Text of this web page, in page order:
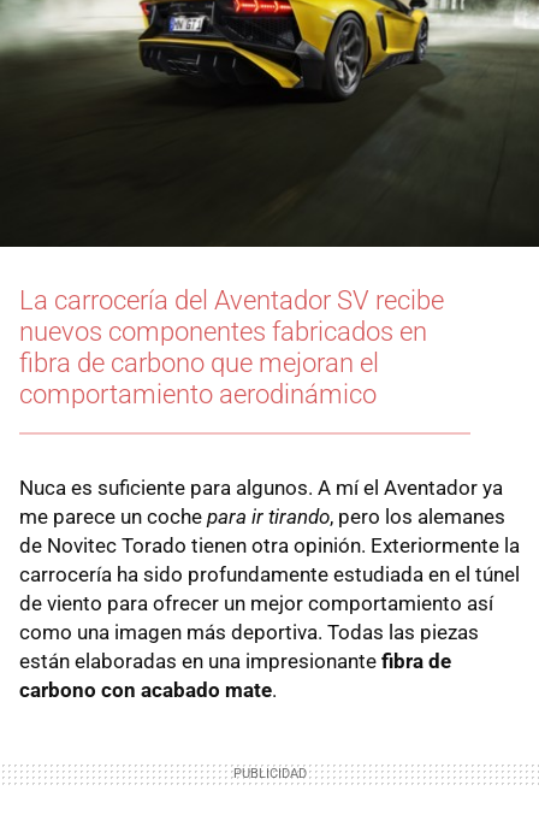
La carrocería del Aventador SV recibe
nuevos componentes fabricados en
fibra de carbono que mejoran el
comportamiento aerodinámico
Nuca es suficiente para algunos. A mí el Aventador ya
me parece un coche para ir tirando, pero los alemanes
de Novitec Torado tienen otra opinión. Exteriormente la
carrocería ha sido profundamente estudiada en el túnel
de viento para ofrecer un mejor comportamiento así
como una imagen más deportiva. Todas las piezas
están elaboradas en una impresionante fibra de
carbono con acabado mate.